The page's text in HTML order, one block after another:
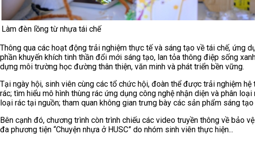
Làm đèn lồng từ nhựa tái chế
Thông qua các hoạt động trải nghiệm thực tế và sáng tạo về tái chế, ứng
phần khuyến khích tinh thần đổi mới sáng tạo, lan tỏa thông điệp sống
dựng môi trường học đường thân thiện, văn minh và phát triển bền vững.
Tại ngày hội, sinh viên cùng các tổ chức hội, đoàn thể được trải nghiệm
rác; tìm hiểu mô hình thùng rác ứng dụng công nghệ nhận diện và phân
loại rác tại nguồn; tham quan không gian trưng bày các sản phẩm sáng
Bên cạnh đó, chương trình còn trình chiếu các video truyền thông về bảo
đa phương tiện “Chuyện nhựa ở HUSC” do nhóm sinh viên thực hiện...